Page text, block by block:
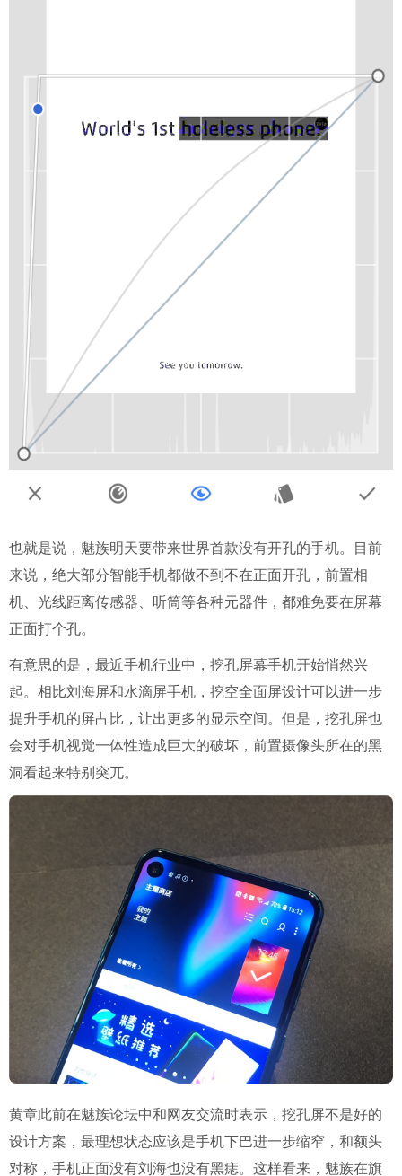
也就是说，魅族明天要带来世界首款没有开孔的手机。目前
来说，绝大部分智能手机都做不到不在正面开孔，前置相
机、光线距离传感器、听筒等各种元器件，都难免要在屏幕
正面打个孔。
有意思的是，最近手机行业中，挖孔屏幕手机开始悄然兴
起。相比刘海屏和水滴屏手机，挖空全面屏设计可以进一步
提升手机的屏占比，让出更多的显示空间。但是，挖孔屏也
会对手机视觉一体性造成巨大的破坏，前置摄像头所在的黑
洞看起来特别突兀。
黄章此前在魅族论坛中和网友交流时表示，挖孔屏不是好的
设计方案，最理想状态应该是手机下巴进一步缩窄，和额头
对称，手机正面没有刘海也没有黑痣。这样看来，魅族在旗